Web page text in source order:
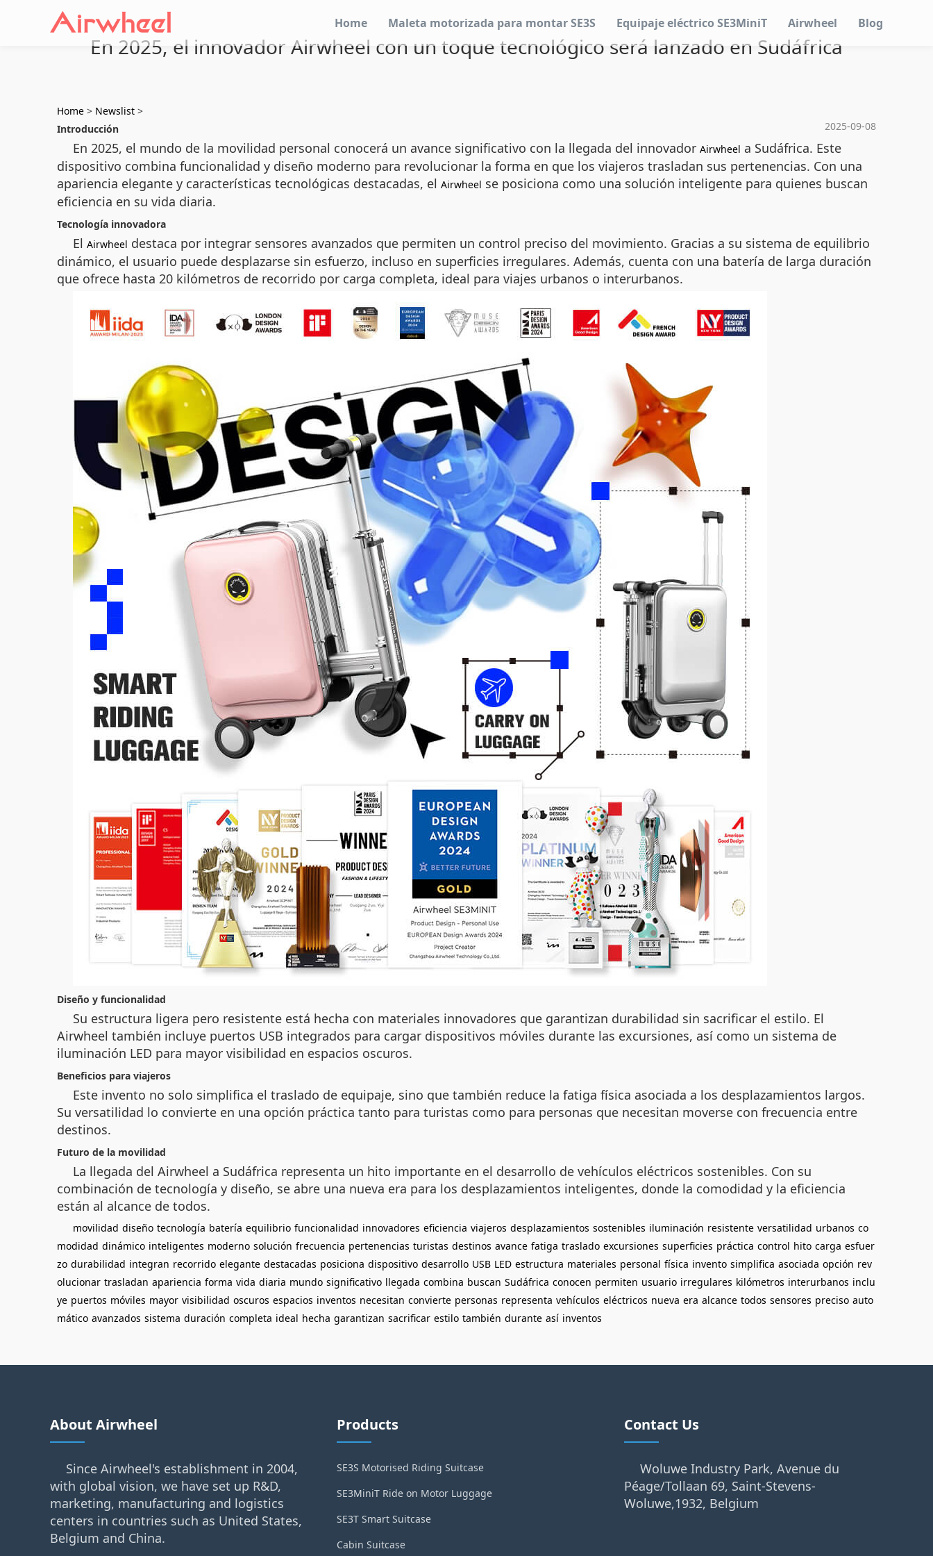
Home Maleta motorizada para montar SE3S Equipaje eléctrico SE3MiniT Airwheel Blog
En 2025, el innovador Airwheel con un toque tecnológico será lanzado en Sudáfrica
Home > Newslist >
2025-09-08
Introducción
En 2025, el mundo de la movilidad personal conocerá un avance significativo con la llegada del innovador Airwheel a Sudáfrica. Este
dispositivo combina funcionalidad y diseño moderno para revolucionar la forma en que los viajeros trasladan sus pertenencias. Con una
apariencia elegante y características tecnológicas destacadas, el Airwheel se posiciona como una solución inteligente para quienes buscan
eficiencia en su vida diaria.
Tecnología innovadora
El Airwheel destaca por integrar sensores avanzados que permiten un control preciso del movimiento. Gracias a su sistema de equilibrio
dinámico, el usuario puede desplazarse sin esfuerzo, incluso en superficies irregulares. Además, cuenta con una batería de larga duración
que ofrece hasta 20 kilómetros de recorrido por carga completa, ideal para viajes urbanos o interurbanos.
Diseño y funcionalidad
Su estructura ligera pero resistente está hecha con materiales innovadores que garantizan durabilidad sin sacrificar el estilo. El
Airwheel también incluye puertos USB integrados para cargar dispositivos móviles durante las excursiones, así como un sistema de
iluminación LED para mayor visibilidad en espacios oscuros.
Beneficios para viajeros
Este invento no solo simplifica el traslado de equipaje, sino que también reduce la fatiga física asociada a los desplazamientos largos.
Su versatilidad lo convierte en una opción práctica tanto para turistas como para personas que necesitan moverse con frecuencia entre
destinos.
Futuro de la movilidad
La llegada del Airwheel a Sudáfrica representa un hito importante en el desarrollo de vehículos eléctricos sostenibles. Con su
combinación de tecnología y diseño, se abre una nueva era para los desplazamientos inteligentes, donde la comodidad y la eficiencia
están al alcance de todos.
movilidad diseño tecnología batería equilibrio funcionalidad innovadores eficiencia viajeros desplazamientos sostenibles iluminación resistente versatilidad urbanos co
modidad dinámico inteligentes moderno solución frecuencia pertenencias turistas destinos avance fatiga traslado excursiones superficies práctica control hito carga esfuer
zo durabilidad integran recorrido elegante destacadas posiciona dispositivo desarrollo USB LED estructura materiales personal física invento simplifica asociada opción rev
olucionar trasladan apariencia forma vida diaria mundo significativo llegada combina buscan Sudáfrica conocen permiten usuario irregulares kilómetros interurbanos inclu
ye puertos móviles mayor visibilidad oscuros espacios inventos necesitan convierte personas representa vehículos eléctricos nueva era alcance todos sensores preciso auto
mático avanzados sistema duración completa ideal hecha garantizan sacrificar estilo también durante así inventos
About Airwheel
Since Airwheel's establishment in 2004,
with global vision, we have set up R&D,
marketing, manufacturing and logistics
centers in countries such as United States,
Belgium and China.
Products
SE3S Motorised Riding Suitcase
SE3MiniT Ride on Motor Luggage
SE3T Smart Suitcase
Cabin Suitcase
Contact Us
Woluwe Industry Park, Avenue du
Péage/Tollaan 69, Saint-Stevens-
Woluwe,1932, Belgium